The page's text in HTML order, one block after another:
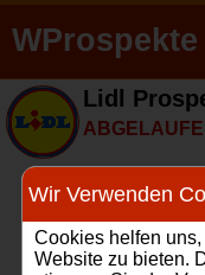
WProspekte
Lidl
Wir Verwenden
Cookies helfen
Website zu bieten.